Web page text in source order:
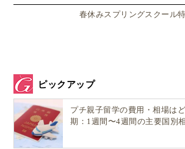
春休みスプリングスクール
ピックアップ
プチ親子留学の費用・相場は
期：1週間〜4週間の主要国別